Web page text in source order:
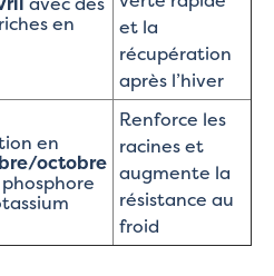
en
et la
récupération
après l’hiver
en
octobre
Renforce les
racines et
augmente la
résistance au
froid